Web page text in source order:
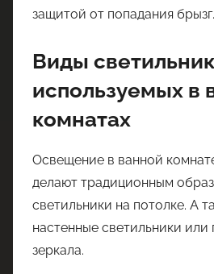
защитой от попадания брызг.
Виды
используемых в
комнатах
Освещение в ванной
делают традиционным
светильники на потолке. А
настенные светильники или
зеркала.